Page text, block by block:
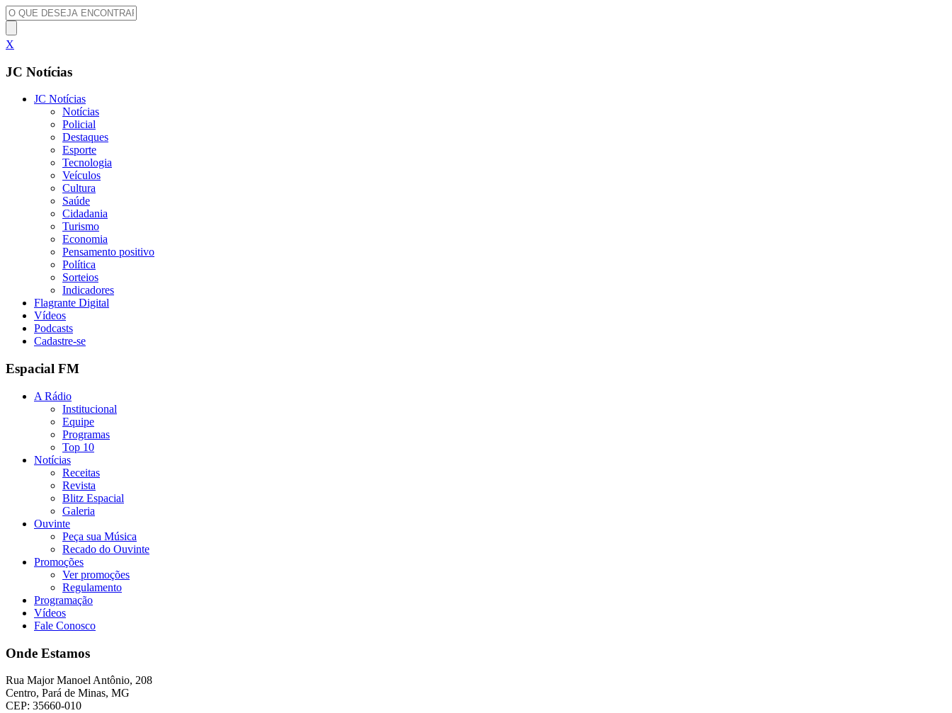
X
JC Notícias
JC Notícias
Notícias
Policial
Destaques
Esporte
Tecnologia
Veículos
Cultura
Saúde
Cidadania
Turismo
Economia
Pensamento positivo
Política
Sorteios
Indicadores
Flagrante Digital
Vídeos
Podcasts
Cadastre-se
Espacial FM
A Rádio
Institucional
Equipe
Programas
Top 10
Notícias
Receitas
Revista
Blitz Espacial
Galeria
Ouvinte
Peça sua Música
Recado do Ouvinte
Promoções
Ver promoções
Regulamento
Programação
Vídeos
Fale Conosco
Onde Estamos
Rua Major Manoel Antônio, 208
Centro, Pará de Minas, MG
CEP: 35660-010